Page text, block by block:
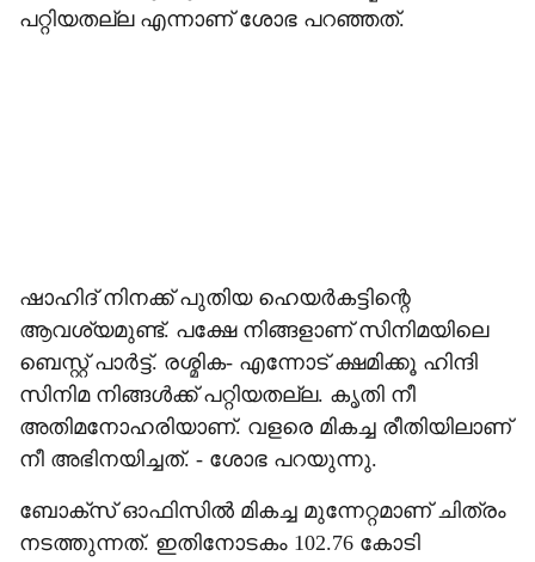
പറ്റിയതല്ല എന്നാണ് ശോഭ പറഞ്ഞത്.
ഷാഹിദ് നിനക്ക് പുതിയ ഹെയര്‍കട്ടിന്റെ
ആവശ്യമുണ്ട്. പക്ഷേ നിങ്ങളാണ് സിനിമയിലെ
ബെസ്റ്റ് പാര്‍ട്ട്. രശ്മിക- എന്നോട് ക്ഷമിക്കൂ ഹിന്ദി
സിനിമ നിങ്ങള്‍ക്ക് പറ്റിയതല്ല. കൃതി നീ
അതിമനോഹരിയാണ്. വളരെ മികച്ച രീതിയിലാണ്
നീ അഭിനയിച്ചത്. - ശോഭ പറയുന്നു.
ബോക്‌സ് ഓഫിസില്‍ മികച്ച മുന്നേറ്റമാണ് ചിത്രം
നടത്തുന്നത്. ഇതിനോടകം 102.76 കോടി